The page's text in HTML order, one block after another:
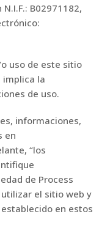
B02971182,
uso de este sitio
implica la
de uso.
informaciones,
en
“los
de Process
utilizar el sitio web y
en estos